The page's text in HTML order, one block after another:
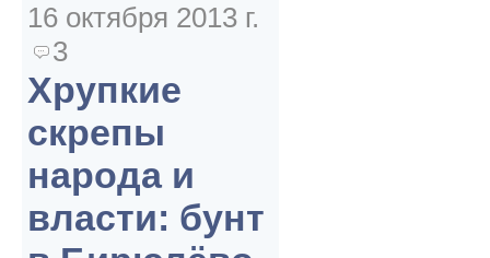
16 октября 2013 г.
3
Хрупкие
скрепы
народа и
власти: бунт